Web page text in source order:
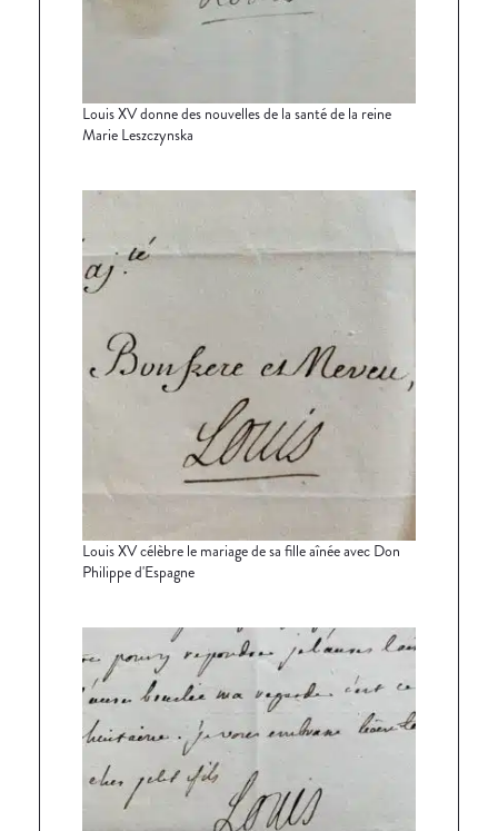
Louis XV donne des nouvelles de la santé de la reine
Marie Leszczynska
Louis XV célèbre le mariage de sa fille aînée avec Don
Philippe d'Espagne